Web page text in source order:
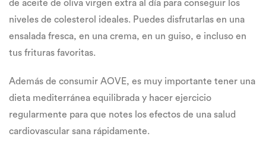
de aceite de oliva virgen extra al día para conseguir los
niveles de colesterol ideales. Puedes disfrutarlas en una
ensalada fresca, en una crema, en un guiso, e incluso en
tus frituras favoritas.
Además de consumir AOVE, es muy importante tener una
dieta mediterránea equilibrada y hacer ejercicio
regularmente para que notes los efectos de una salud
cardiovascular sana rápidamente.